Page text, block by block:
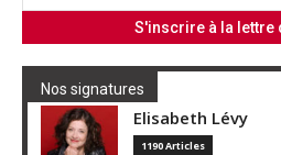
Nos signatures
Elisabeth Lévy
1190 Articles